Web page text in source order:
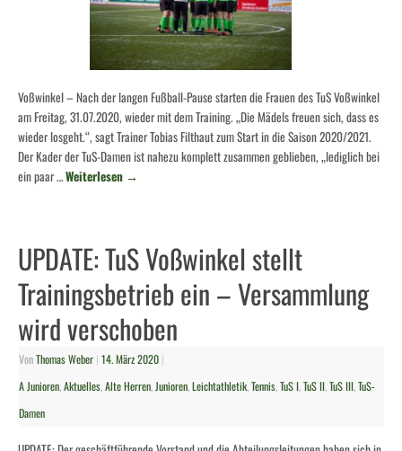
Voßwinkel – Nach der langen Fußball-Pause starten die Frauen des TuS Voßwinkel
am Freitag, 31.07.2020, wieder mit dem Training. „Die Mädels freuen sich, dass es
wieder losgeht.“, sagt Trainer Tobias Filthaut zum Start in die Saison 2020/2021.
Der Kader der TuS-Damen ist nahezu komplett zusammen geblieben, „lediglich bei
ein paar …Weiterlesen →
UPDATE: TuS Voßwinkel stellt
Trainingsbetrieb ein – Versammlung
wird verschoben
VonThomas Weber | 14. März 2020 |
A Junioren,Aktuelles,Alte Herren,Junioren,Leichtathletik,Tennis,TuS I,TuS II,TuS III,TuS-
Damen